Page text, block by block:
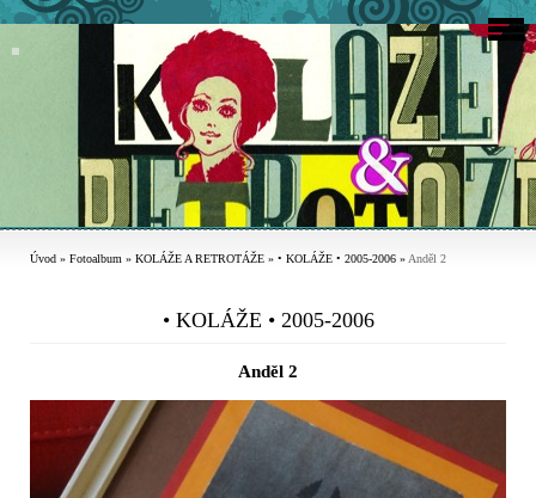
Úvod » Fotoalbum » KOLÁŽE A RETROTÁŽE » • KOLÁŽE • 2005-2006 »Anděl 2
• KOLÁŽE • 2005-2006
Anděl 2